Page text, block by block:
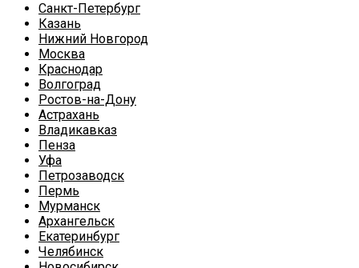
Санкт-Петербург
Казань
Нижний Новгород
Москва
Краснодар
Волгоград
Ростов-на-Дону
Астрахань
Владикавказ
Пенза
Уфа
Петрозаводск
Пермь
Мурманск
Архангельск
Екатеринбург
Челябинск